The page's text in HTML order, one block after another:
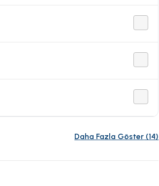
Daha Fazla Göster (14)